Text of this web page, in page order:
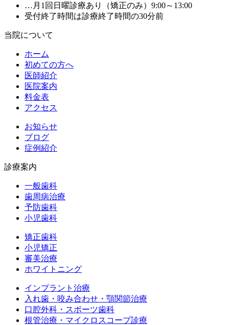
…月1回日曜診療あり（矯正のみ）9:00～13:00
受付終了時間は診療終了時間の30分前
当院について
ホーム
初めての方へ
医師紹介
医院案内
料金表
アクセス
お知らせ
ブログ
症例紹介
診療案内
一般歯科
歯周病治療
予防歯科
小児歯科
矯正歯科
小児矯正
審美治療
ホワイトニング
インプラント治療
入れ歯・咬み合わせ・顎関節治療
口腔外科・スポーツ歯科
根管治療・マイクロスコープ診療